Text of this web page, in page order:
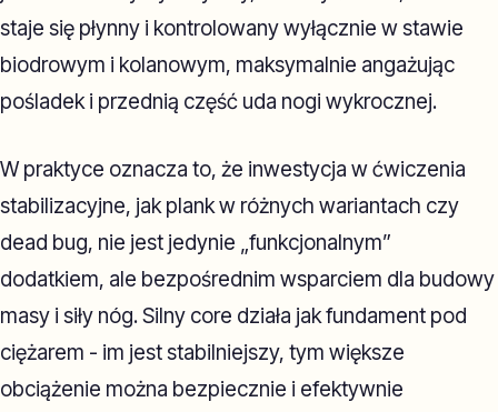
staje się płynny i kontrolowany wyłącznie w stawie
biodrowym i kolanowym, maksymalnie angażując
pośladek i przednią część uda nogi wykrocznej.
W praktyce oznacza to, że inwestycja w ćwiczenia
stabilizacyjne, jak plank w różnych wariantach czy
dead bug, nie jest jedynie „funkcjonalnym”
dodatkiem, ale bezpośrednim wsparciem dla budowy
masy i siły nóg. Silny core działa jak fundament pod
ciężarem - im jest stabilniejszy, tym większe
obciążenie można bezpiecznie i efektywnie